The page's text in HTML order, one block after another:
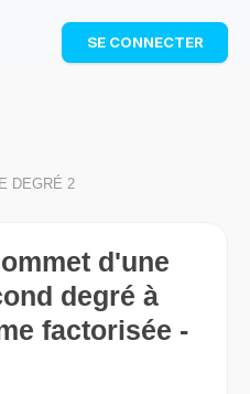
: révise les maths cet
et progresse avec des
SE CONNECTER
DEGRÉ 2
d'une
degré à
factorisée -